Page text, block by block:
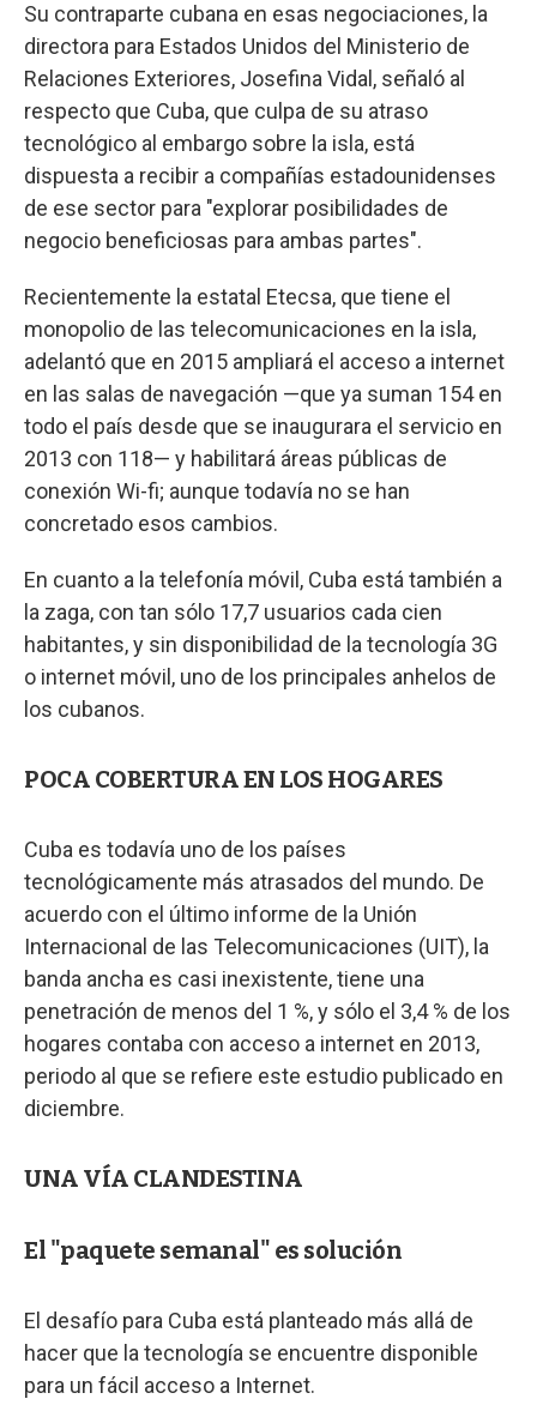
Su contraparte cubana en esas negociaciones, la
directora para Estados Unidos del Ministerio de
Relaciones Exteriores, Josefina Vidal, señaló al
respecto que Cuba, que culpa de su atraso
tecnológico al embargo sobre la isla, está
dispuesta a recibir a compañías estadounidenses
de ese sector para "explorar posibilidades de
negocio beneficiosas para ambas partes".
Recientemente la estatal Etecsa, que tiene el
monopolio de las telecomunicaciones en la isla,
adelantó que en 2015 ampliará el acceso a internet
en las salas de navegación —que ya suman 154 en
todo el país desde que se inaugurara el servicio en
2013 con 118— y habilitará áreas públicas de
conexión Wi-fi; aunque todavía no se han
concretado esos cambios.
En cuanto a la telefonía móvil, Cuba está también a
la zaga, con tan sólo 17,7 usuarios cada cien
habitantes, y sin disponibilidad de la tecnología 3G
o internet móvil, uno de los principales anhelos de
los cubanos.
POCA COBERTURA EN LOS HOGARES
Cuba es todavía uno de los países
tecnológicamente más atrasados del mundo. De
acuerdo con el último informe de la Unión
Internacional de las Telecomunicaciones (UIT), la
banda ancha es casi inexistente, tiene una
penetración de menos del 1 %, y sólo el 3,4 % de los
hogares contaba con acceso a internet en 2013,
periodo al que se refiere este estudio publicado en
diciembre.
UNA VÍA CLANDESTINA
El "paquete semanal" es solución
El desafío para Cuba está planteado más allá de
hacer que la tecnología se encuentre disponible
para un fácil acceso a Internet.